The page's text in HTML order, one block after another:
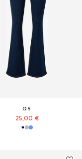
QS
25,00 €